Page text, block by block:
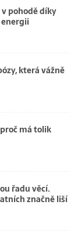
pohodě díky
která vážně
má tolik
řadu věcí.
značně liší